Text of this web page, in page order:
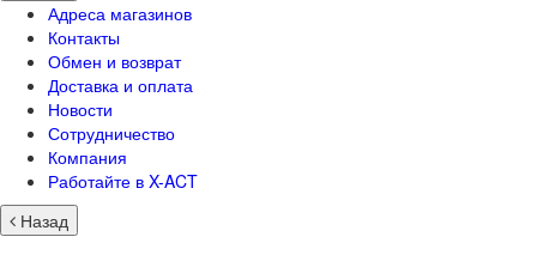
Адреса магазинов
Контакты
Обмен и возврат
Доставка и оплата
Новости
Сотрудничество
Компания
Работайте в X-ACT
Назад